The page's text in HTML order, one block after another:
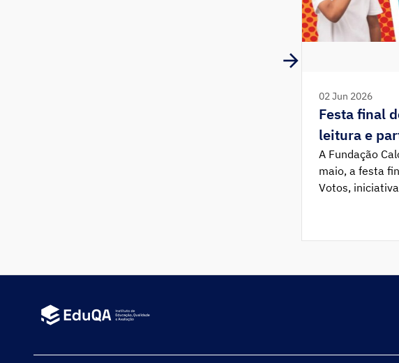
02 Jun 2026
Festa final
leitura e
A Fundação
maio, a festa
Votos,
preferidos.